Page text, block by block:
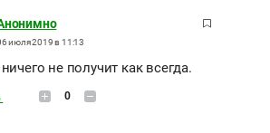
июля 2019 в 11:13
не получит как всегда.
0